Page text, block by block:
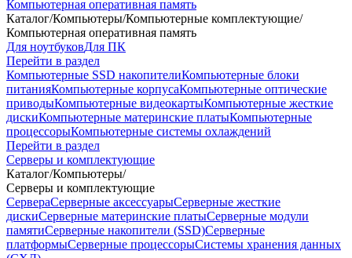
Компьютерная оперативная память
Каталог/Компьютеры/Компьютерные комплектующие/
Компьютерная оперативная память
Для ноутбуковДля ПК
Перейти в раздел
Компьютерные SSD накопителиКомпьютерные блоки
питанияКомпьютерные корпусаКомпьютерные оптические
приводыКомпьютерные видеокартыКомпьютерные жесткие
дискиКомпьютерные материнские платыКомпьютерные
процессорыКомпьютерные системы охлаждений
Перейти в раздел
Серверы и комплектующие
Каталог/Компьютеры/
Серверы и комплектующие
СервераСерверные аксессуарыСерверные жесткие
дискиСерверные материнские платыСерверные модули
памятиСерверные накопители (SSD)Серверные
платформыСерверные процессорыСистемы хранения данных